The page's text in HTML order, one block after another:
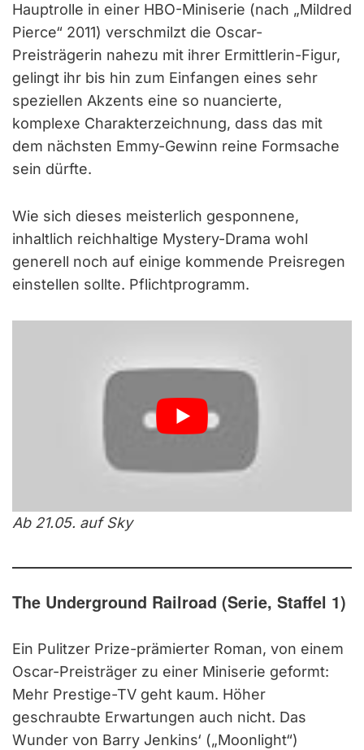
Hauptrolle in einer HBO-Miniserie (nach „Mildred
Pierce“ 2011) verschmilzt die Oscar-
Preisträgerin nahezu mit ihrer Ermittlerin-Figur,
gelingt ihr bis hin zum Einfangen eines sehr
speziellen Akzents eine so nuancierte,
komplexe Charakterzeichnung, dass das mit
dem nächsten Emmy-Gewinn reine Formsache
sein dürfte.
Wie sich dieses meisterlich gesponnene,
inhaltlich reichhaltige Mystery-Drama wohl
generell noch auf einige kommende Preisregen
einstellen sollte. Pflichtprogramm.
Ab 21.05. auf Sky
The Underground Railroad (Serie, Staffel 1)
Ein Pulitzer Prize-prämierter Roman, von einem
Oscar-Preisträger zu einer Miniserie geformt:
Mehr Prestige-TV geht kaum. Höher
geschraubte Erwartungen auch nicht. Das
Wunder von Barry Jenkins‘ („Moonlight“)